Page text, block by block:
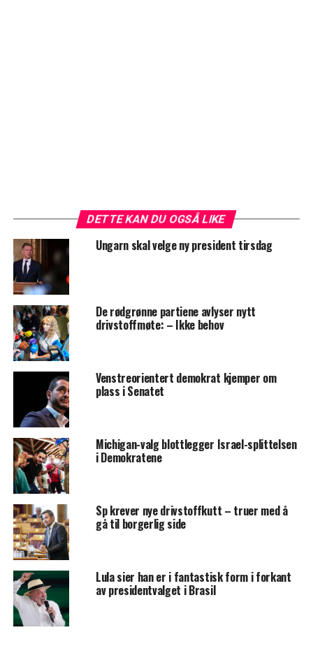
DETTE KAN DU OGSÅ LIKE
Ungarn skal velge ny president tirsdag
De rødgrønne partiene avlyser nytt
drivstoffmøte: – Ikke behov
Venstreorientert demokrat kjemper om
plass i Senatet
Michigan-valg blottlegger Israel-splittelsen
i Demokratene
Sp krever nye drivstoffkutt – truer med å
gå til borgerlig side
Lula sier han er i fantastisk form i forkant
av presidentvalget i Brasil